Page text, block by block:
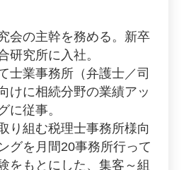
会の主幹を務める。新卒
研究所に入社。
士業事務所（弁護士／司
けに相続分野の業績アッ
に従事。
り組む税理士事務所様向
グを月間20事務所行って
をもとにした、集客～組